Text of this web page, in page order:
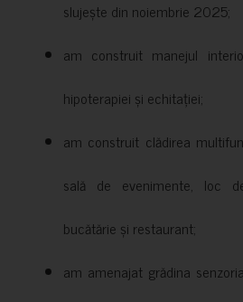
slujește din noiembrie 2025;
am construit manejul
hipoterapiei și echitației;
am construit clădirea
sală de evenimente, loc
bucătărie și restaurant;
am amenajat grădina